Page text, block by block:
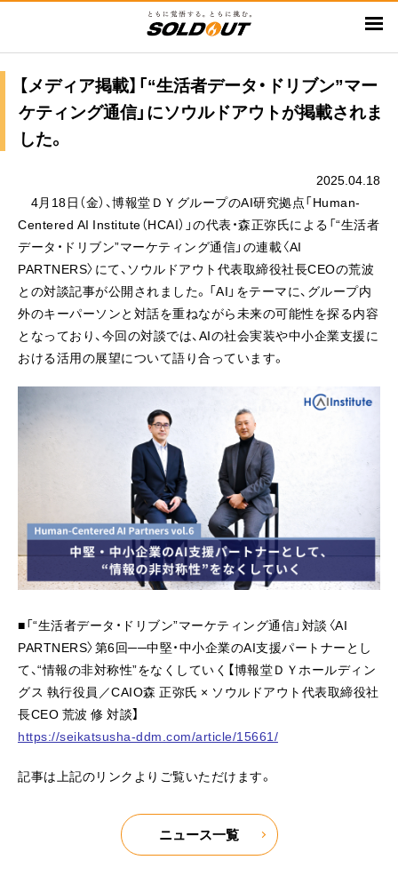
ン
【メディア掲載】「“生活者データ・ドリブン”マー
ケティング通信」にソウルドアウトが掲載されま
した。
2025.04.18
4月18日（金）、博報堂ＤＹグループのAI研究拠点「Human-
Centered AI Institute（HCAI）」の代表・森正弥氏による「“生活者
データ・ドリブン”マーケティング通信」の連載〈AI
PARTNERS〉にて、ソウルドアウト代表取締役社長CEOの荒波
との対談記事が公開されました。「AI」をテーマに、グループ内
外のキーパーソンと対話を重ねながら未来の可能性を探る内容
となっており、今回の対談では、AIの社会実装や中小企業支援に
おける活用の展望について語り合っています。
■「“生活者データ・ドリブン”マーケティング通信」対談〈AI
PARTNERS〉第6回──中堅・中小企業のAI支援パートナーとし
て、“情報の非対称性”をなくしていく【博報堂ＤＹホールディン
グス 執行役員／CAIO森 正弥氏 × ソウルドアウト代表取締役社
長CEO 荒波 修 対談】
https://seikatsusha-ddm.com/article/15661/
記事は上記のリンクよりご覧いただけます。
ニュース一覧